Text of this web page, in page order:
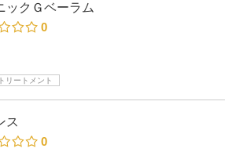
ックＧベーラム
0
リートメント
ス
0